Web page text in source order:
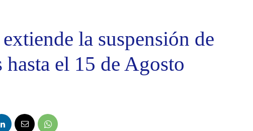
la suspensión de
hasta el 15 de Agosto